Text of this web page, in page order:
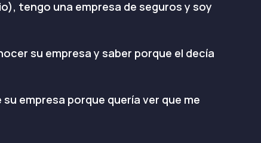
tengo una empresa de seguros y soy
su empresa y saber porque el decía
empresa porque quería ver que me